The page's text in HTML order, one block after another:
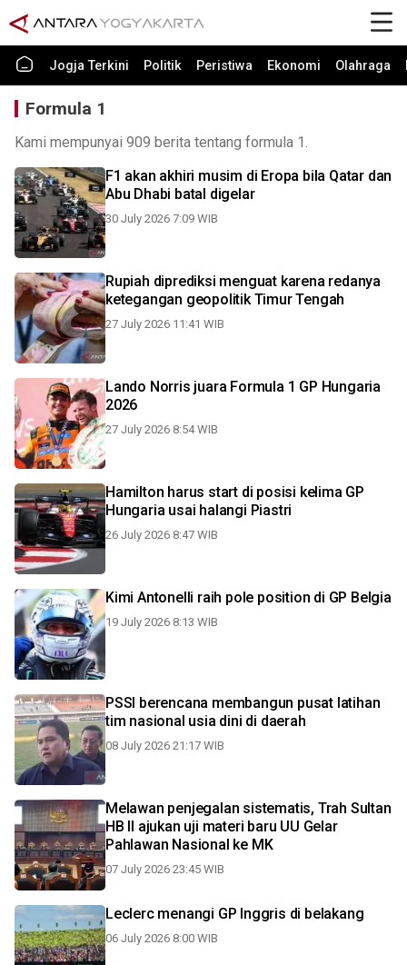
Jogja Terkini Politik Peristiwa Ekonomi Olahraga
Formula 1
Kami mempunyai 909 berita tentang formula 1.
F1 akan akhiri musim di Eropa bila Qatar dan
Abu Dhabi batal digelar
30 July 2026 7:09 WIB
Rupiah diprediksi menguat karena redanya
ketegangan geopolitik Timur Tengah
27 July 2026 11:41 WIB
Lando Norris juara Formula 1 GP Hungaria
2026
27 July 2026 8:54 WIB
Hamilton harus start di posisi kelima GP
Hungaria usai halangi Piastri
26 July 2026 8:47 WIB
Kimi Antonelli raih pole position di GP Belgia
19 July 2026 8:13 WIB
PSSI berencana membangun pusat latihan
tim nasional usia dini di daerah
08 July 2026 21:17 WIB
Melawan penjegalan sistematis, Trah Sultan
HB II ajukan uji materi baru UU Gelar
Pahlawan Nasional ke MK
07 July 2026 23:45 WIB
Leclerc menangi GP Inggris di belakang
06 July 2026 8:00 WIB